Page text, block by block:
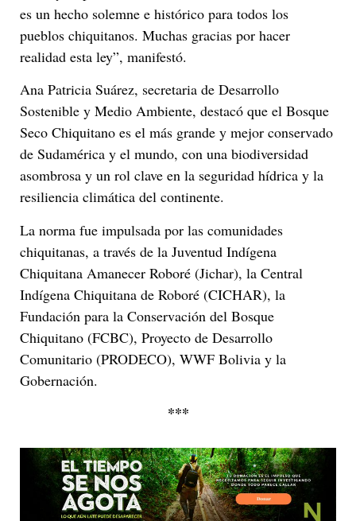
es un hecho solemne e histórico para todos los
pueblos chiquitanos. Muchas gracias por hacer
realidad esta ley”, manifestó.
Ana Patricia Suárez, secretaria de Desarrollo
Sostenible y Medio Ambiente, destacó que el Bosque
Seco Chiquitano es el más grande y mejor conservado
de Sudamérica y el mundo, con una biodiversidad
asombrosa y un rol clave en la seguridad hídrica y la
resiliencia climática del continente.
La norma fue impulsada por las comunidades
chiquitanas, a través de la Juventud Indígena
Chiquitana Amanecer Roboré (Jichar), la Central
Indígena Chiquitana de Roboré (CICHAR), la
Fundación para la Conservación del Bosque
Chiquitano (FCBC), Proyecto de Desarrollo
Comunitario (PRODECO), WWF Bolivia y la
Gobernación.
***